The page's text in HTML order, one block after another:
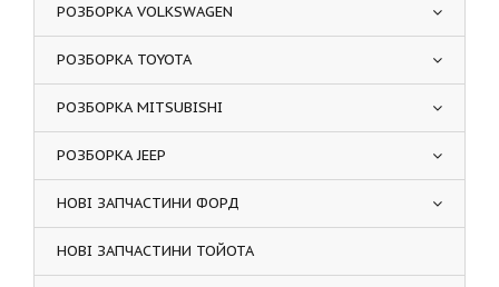
РОЗБОРКА VOLKSWAGEN
РОЗБОРКА TOYOTA
РОЗБОРКА MITSUBISHI
РОЗБОРКА JEEP
НОВІ ЗАПЧАСТИНИ ФОРД
НОВІ ЗАПЧАСТИНИ ТОЙОТА